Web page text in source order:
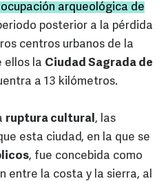
arqueológica de
posterior a la pérdida
centros urbanos de la
ellos la Ciudad Sagrada de
a 13 kilómetros.
ruptura cultural , las
esta ciudad, en la que se
, fue concebida como
entre la costa y la sierra, al